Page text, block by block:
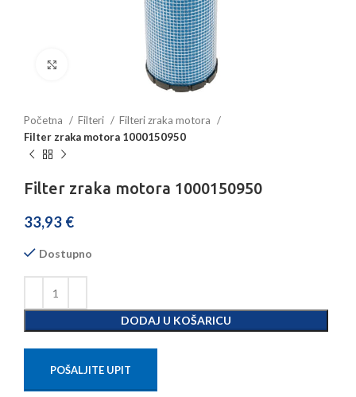
Početna Filteri
Filteri zraka motora
Filter zraka motora 1000150950
Filter zraka motora 1000150950
33,93 €
Dostupno
DODAJ U KOŠARICU
POŠALJITE UPIT